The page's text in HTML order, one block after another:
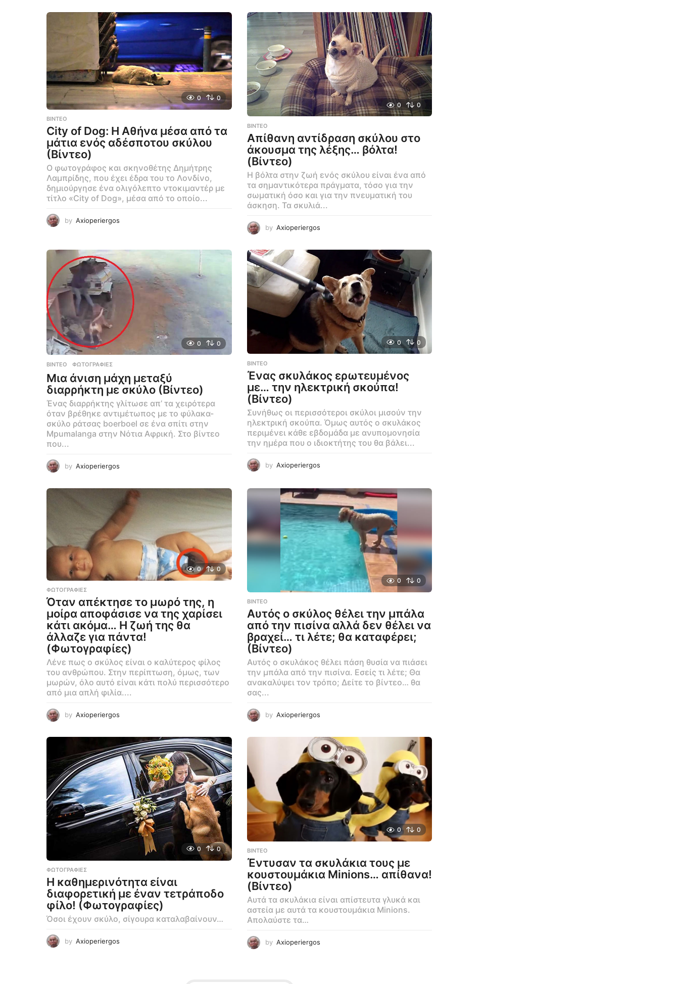
0 0
ΒΊΝΤΕΟ
City of Dog: Η Αθήνα μέσα από τα
μάτια ενός αδέσποτου σκύλου
(Βίντεο)
Ο φωτογράφος και σκηνοθέτης Δημήτρης
Λαμπρίδης, που έχει έδρα του το Λονδίνο,
δημιούργησε ένα ολιγόλεπτο ντοκιμαντέρ με
τίτλο «City of Dog», μέσα από το οποίο...
by Axioperiergos
0 0
ΒΊΝΤΕΟ
Απίθανη αντίδραση σκύλου στο
άκουσμα της λέξης… βόλτα!
(Βίντεο)
Η βόλτα στην ζωή ενός σκύλου είναι ένα από
τα σημαντικότερα πράγματα, τόσο για την
σωματική όσο και για την πνευματική του
άσκηση. Τα σκυλιά...
by Axioperiergos
0 0
ΒΊΝΤΕΟ ,ΦΩΤΟΓΡΑΦΊΕΣ
Μια άνιση μάχη μεταξύ
διαρρήκτη με σκύλο (Βίντεο)
Ένας διαρρήκτης γλίτωσε απ’ τα χειρότερα
όταν βρέθηκε αντιμέτωπος με το φύλακα-
σκύλο ράτσας boerboel σε ένα σπίτι στην
Mpumalanga στην Νότια Αφρική. Στο βίντεο
που...
by Axioperiergos
0 0
ΒΊΝΤΕΟ
Ένας σκυλάκος ερωτευμένος
με… την ηλεκτρική σκούπα!
(Βίντεο)
Συνήθως οι περισσότεροι σκύλοι μισούν την
ηλεκτρική σκούπα. Όμως αυτός ο σκυλάκος
περιμένει κάθε εβδομάδα με ανυπομονησία
την ημέρα που ο ιδιοκτήτης του θα βάλει...
by Axioperiergos
0 0
ΦΩΤΟΓΡΑΦΊΕΣ
Όταν απέκτησε το μωρό της, η
μοίρα αποφάσισε να της χαρίσει
κάτι ακόμα… Η ζωή της θα
άλλαζε για πάντα!
(Φωτογραφίες)
Λένε πως ο σκύλος είναι ο καλύτερος φίλος
του ανθρώπου. Στην περίπτωση, όμως, των
μωρών, όλο αυτό είναι κάτι πολύ περισσότερο
από μια απλή φιλία....
by Axioperiergos
0 0
ΒΊΝΤΕΟ
Αυτός ο σκύλος θέλει την μπάλα
από την πισίνα αλλά δεν θέλει να
βραχεί… τι λέτε; θα καταφέρει;
(Βίντεο)
Αυτός ο σκυλάκος θέλει πάση θυσία να πιάσει
την μπάλα από την πισίνα. Εσείς τι λέτε; Θα
ανακαλύψει τον τρόπο; Δείτε το βίντεο… θα
σας...
by Axioperiergos
0 0
ΦΩΤΟΓΡΑΦΊΕΣ
Η καθημερινότητα είναι
διαφορετική με έναν τετράποδο
φίλο! (Φωτογραφίες)
Όσοι έχουν σκύλο, σίγουρα καταλαβαίνουν…
by Axioperiergos
0 0
ΒΊΝΤΕΟ
Έντυσαν τα σκυλάκια τους με
κουστουμάκια Minions… απίθανα!
(Βίντεο)
Αυτά τα σκυλάκια είναι απίστευτα γλυκά και
αστεία με αυτά τα κουστουμάκια Minions.
Απολαύστε τα…
by Axioperiergos